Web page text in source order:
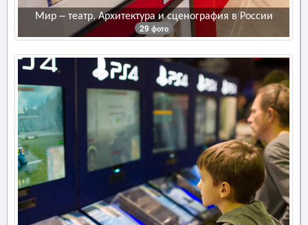
Мир – театр. Архитектура и сценография в России
29 фото